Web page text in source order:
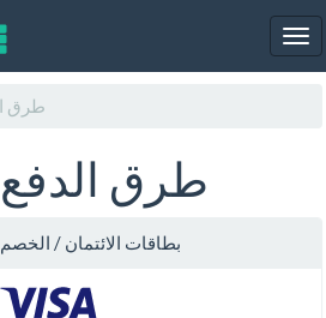
طرق
طرق الدفع
بطاقات الائتمان / الخصم